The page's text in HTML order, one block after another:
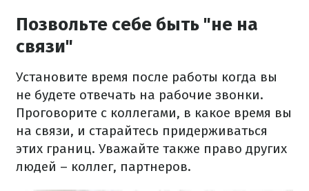
Позвольте себе быть "не на
связи"
Установите время после работы когда вы
не будете отвечать на рабочие звонки.
Проговорите с коллегами, в какое время вы
на связи, и старайтесь придерживаться
этих границ. Уважайте также право других
людей – коллег, партнеров.